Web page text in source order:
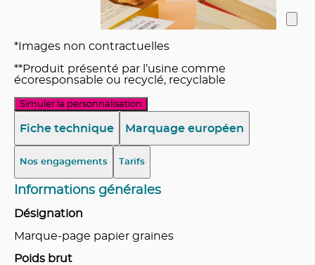
*Images non contractuelles
**Produit présenté par l’usine comme
écoresponsable ou recyclé, recyclable
Simuler la personnalisation
Fiche technique Marquage européen
Nos engagements Tarifs
Informations générales
Désignation
Marque-page papier graines
Poids brut